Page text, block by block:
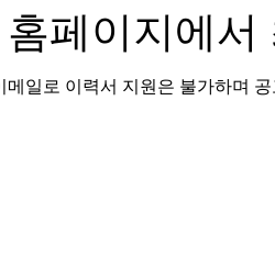
페이지에
일로 이력서 지원은 불가하며